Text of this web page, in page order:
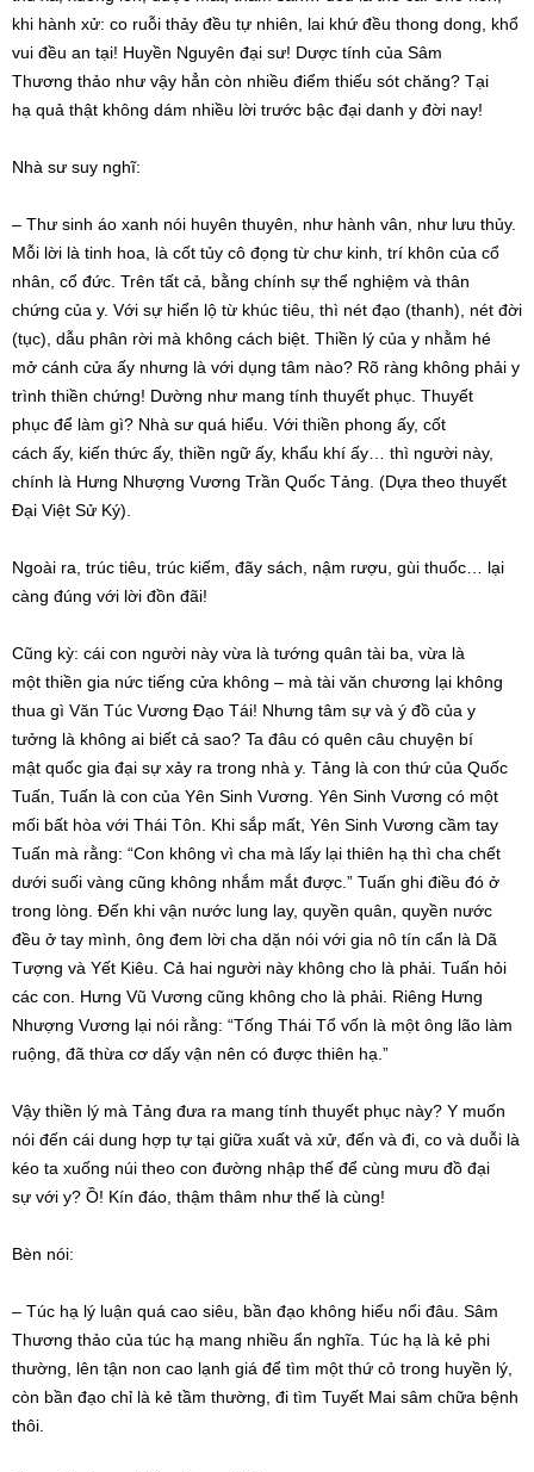
khi hành xử: co ruỗi thảy đều tự nhiên, lai khứ đều thong dong, khổ
vui đều an tại! Huyền Nguyên đại sư! Dược tính của Sâm
Thương thảo như vậy hẳn còn nhiều điểm thiếu sót chăng? Tại
hạ quả thật không dám nhiều lời trước bậc đại danh y đời nay!
Nhà sư suy nghĩ:
– Thư sinh áo xanh nói huyên thuyên, như hành vân, như lưu thủy.
Mỗi lời là tinh hoa, là cốt tủy cô đọng từ chư kinh, trí khôn của cổ
nhân, cổ đức. Trên tất cả, bằng chính sự thể nghiệm và thân
chứng của y. Với sự hiển lộ từ khúc tiêu, thì nét đạo (thanh), nét đời
(tục), dẫu phân rời mà không cách biệt. Thiền lý của y nhằm hé
mở cánh cửa ấy nhưng là với dụng tâm nào? Rõ ràng không phải y
trình thiền chứng! Dường như mang tính thuyết phục. Thuyết
phục để làm gì? Nhà sư quá hiểu. Với thiền phong ấy, cốt
cách ấy, kiến thức ấy, thiền ngữ ấy, khẩu khí ấy… thì người này,
chính là Hưng Nhượng Vương Trần Quốc Tảng. (Dựa theo thuyết
Đại Việt Sử Ký).
Ngoài ra, trúc tiêu, trúc kiếm, đãy sách, nậm rượu, gùi thuốc… lại
càng đúng với lời đồn đãi!
Cũng kỳ: cái con người này vừa là tướng quân tài ba, vừa là
một thiền gia nức tiếng cửa không – mà tài văn chương lại không
thua gì Văn Túc Vương Đạo Tái! Nhưng tâm sự và ý đồ của y
tưởng là không ai biết cả sao? Ta đâu có quên câu chuyện bí
mật quốc gia đại sự xảy ra trong nhà y. Tảng là con thứ của Quốc
Tuấn, Tuấn là con của Yên Sinh Vương. Yên Sinh Vương có một
mối bất hòa với Thái Tôn. Khi sắp mất, Yên Sinh Vương cầm tay
Tuấn mà rằng: “Con không vì cha mà lấy lại thiên hạ thì cha chết
dưới suối vàng cũng không nhắm mắt được.” Tuấn ghi điều đó ở
trong lòng. Đến khi vận nước lung lay, quyền quân, quyền nước
đều ở tay mình, ông đem lời cha dặn nói với gia nô tín cẩn là Dã
Tượng và Yết Kiêu. Cả hai người này không cho là phải. Tuấn hỏi
các con. Hưng Vũ Vương cũng không cho là phải. Riêng Hưng
Nhượng Vương lại nói rằng: “Tống Thái Tổ vốn là một ông lão làm
ruộng, đã thừa cơ dấy vận nên có được thiên hạ.”
Vậy thiền lý mà Tảng đưa ra mang tính thuyết phục này? Y muốn
nói đến cái dung hợp tự tại giữa xuất và xử, đến và đi, co và duỗi là
kéo ta xuống núi theo con đường nhập thế để cùng mưu đồ đại
sự với y? Ồ! Kín đáo, thậm thâm như thế là cùng!
Bèn nói:
– Túc hạ lý luận quá cao siêu, bần đạo không hiểu nổi đâu. Sâm
Thương thảo của túc hạ mang nhiều ẩn nghĩa. Túc hạ là kẻ phi
thường, lên tận non cao lạnh giá để tìm một thứ cỏ trong huyền lý,
còn bần đạo chỉ là kẻ tầm thường, đi tìm Tuyết Mai sâm chữa bệnh
thôi.